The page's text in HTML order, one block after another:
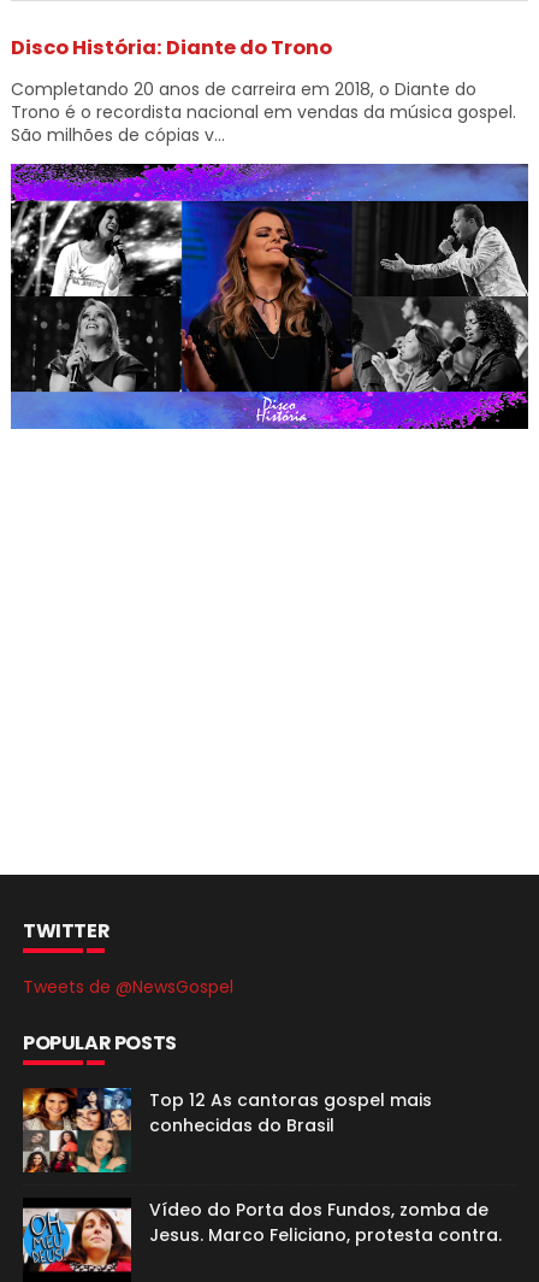
Disco História: Diante do Trono
Completando 20 anos de carreira em 2018, o Diante do
Trono é o recordista nacional em vendas da música gospel.
São milhões de cópias v...
TWITTER
Tweets de @NewsGospel
POPULAR POSTS
Top 12 As cantoras gospel mais
conhecidas do Brasil
Vídeo do Porta dos Fundos, zomba de
Jesus. Marco Feliciano, protesta contra.